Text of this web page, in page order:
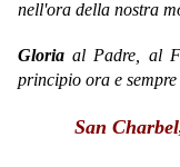
nell'ora della nostra
Gloria al Padre, al
principio ora e
San